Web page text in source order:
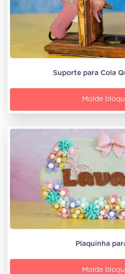
Suporte para Cola
Molde
Plaquinha
Molde